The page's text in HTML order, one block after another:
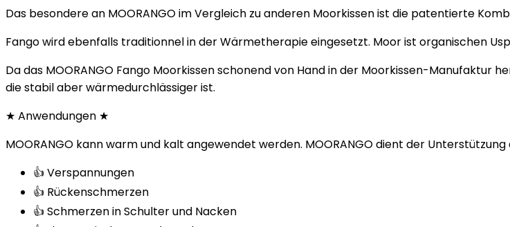
Das besondere an MOORANGO im Vergleich zu anderen Moorkissen ist die patentierte
Fango wird ebenfalls traditionnel in derWärmetherapieeingesetzt. Moor ist organischen
Da das MOORANGO Fango Moorkissenschonend von Hand in der Moorkissen-Manufaktur
die stabil aber wärmedurchlässiger ist.
★ Anwendungen ★
MOORANGO kannwarm und kalt angewendet werden. MOORANGO dient der
👍 Verspannungen
👍 Rückenschmerzen
👍 Schmerzen in Schulter und Nacken